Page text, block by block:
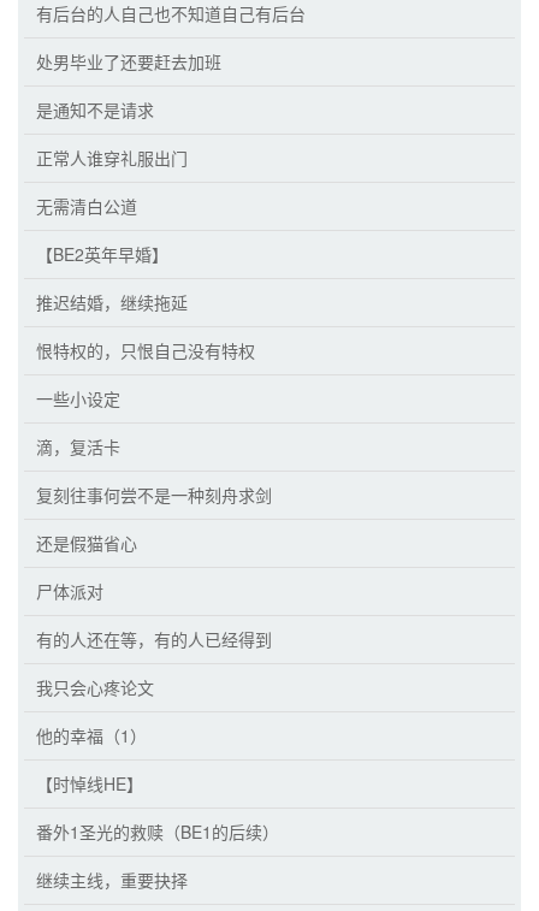
有后台的人自己也不知道自己有后台
处男毕业了还要赶去加班
是通知不是请求
正常人谁穿礼服出门
无需清白公道
【BE2英年早婚】
推迟结婚，继续拖延
恨特权的，只恨自己没有特权
一些小设定
滴，复活卡
复刻往事何尝不是一种刻舟求剑
还是假猫省心
尸体派对
有的人还在等，有的人已经得到
我只会心疼论文
他的幸福（1）
【时悼线HE】
番外1圣光的救赎（BE1的后续）
继续主线，重要抉择